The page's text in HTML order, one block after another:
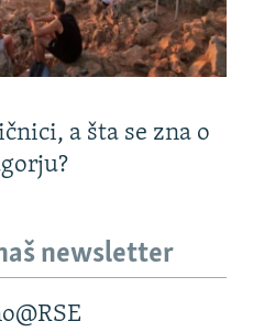
a šta se zna o
newsletter